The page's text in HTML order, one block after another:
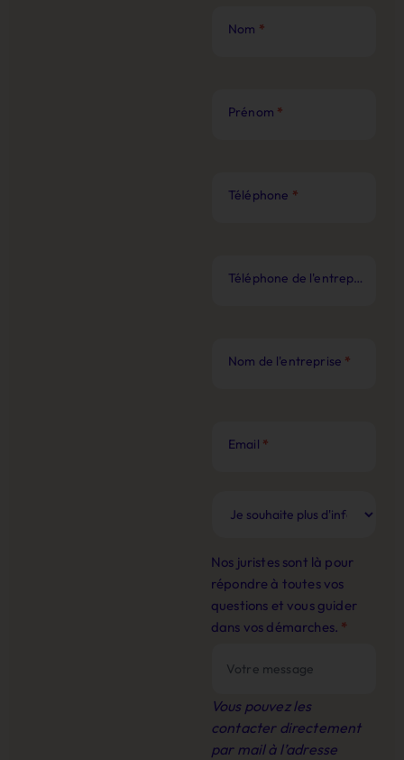
Nom *
Prénom *
Téléphone *
Téléphone de l'entreprise
Nom de l'entreprise *
Email *
Nos juristes sont là pour
répondre à toutes vos
questions et vous guider
dans vos démarches. *
Vous pouvez les
contacter directement
par mail à l’adresse